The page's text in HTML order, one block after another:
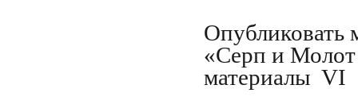
Опубликовать
«Серп и
материалы VI